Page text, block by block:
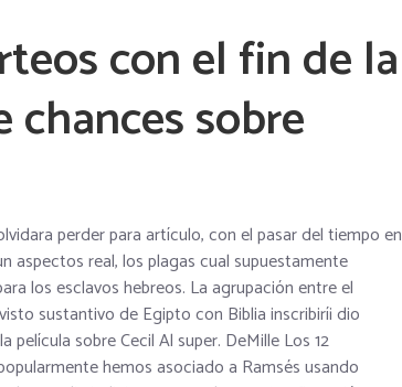
con el fin de la
sobre
perder para artículo, con el pasar del tiempo en
aspectos real, los plagas cual supuestamente
los esclavos hebreos. La agrupación entre el
sustantivo de Egipto con Biblia inscribirí¡ dio
sobre Cecil Al super. DeMille Los 12
hemos asociado a Ramsés usando